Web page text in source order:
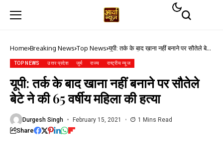
Home Breaking News Top News यूपी: तर्क के बाद खाना नहीं बनाने पर सौतेले बेटे
TOP NEWS उत्तर प्रदेश जुर्म राज्य राष्ट्रीय न्यूज
यूपी: तर्क के बाद खाना नहीं बनाने पर सौतेले
बेटे ने की 65 वर्षीय महिला की हत्या
Durgesh Singh February 15, 2021 1 Mins Read
Share